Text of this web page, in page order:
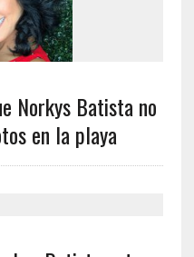
Norkys Batista no
en la playa